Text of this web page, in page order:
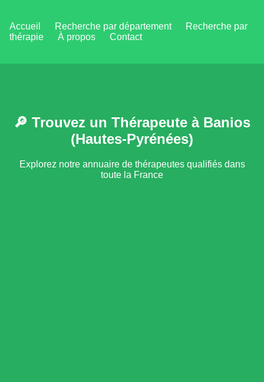
Accueil Recherche par département
Recherche par
thérapie
À propos Contact
🔎 Trouvez un Thérapeute à Banios
(Hautes-Pyrénées)
Explorez notre annuaire de thérapeutes qualifiés dans
toute la France